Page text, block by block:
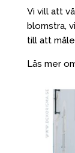
Vi vill att
blomstra,
till att
Läs mer